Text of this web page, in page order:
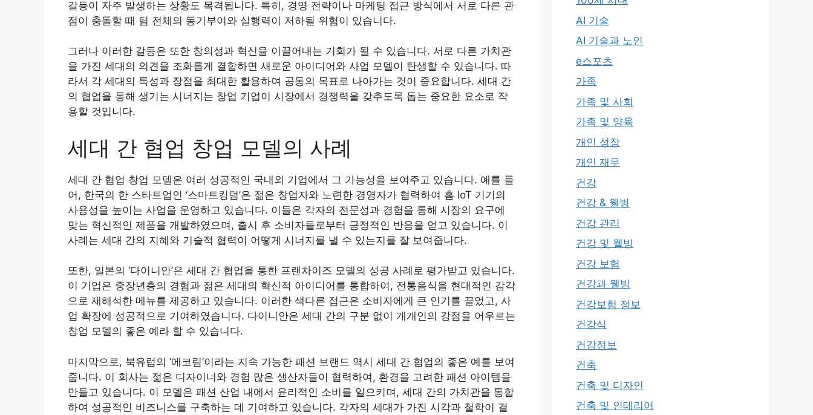
갈등이 자주 발생하는 상황도 목격됩니다. 특히, 경영 전략이나 마케팅 접근 방식에서 서로 다른 관
점이 충돌할 때 팀 전체의 동기부여와 실행력이 저하될 위험이 있습니다.
그러나 이러한 갈등은 또한 창의성과 혁신을 이끌어내는 기회가 될 수 있습니다. 서로 다른 가치관
을 가진 세대의 의견을 조화롭게 결합하면 새로운 아이디어와 사업 모델이 탄생할 수 있습니다. 따
라서 각 세대의 특성과 장점을 최대한 활용하여 공동의 목표로 나아가는 것이 중요합니다. 세대 간
의 협업을 통해 생기는 시너지는 창업 기업이 시장에서 경쟁력을 갖추도록 돕는 중요한 요소로 작
용할 것입니다.
세대 간 협업 창업 모델의 사례
세대 간 협업 창업 모델은 여러 성공적인 국내외 기업에서 그 가능성을 보여주고 있습니다. 예를 들
어, 한국의 한 스타트업인 ‘스마트킹덤’은 젊은 창업자와 노련한 경영자가 협력하여 홈 IoT 기기의
사용성을 높이는 사업을 운영하고 있습니다. 이들은 각자의 전문성과 경험을 통해 시장의 요구에
맞는 혁신적인 제품을 개발하였으며, 출시 후 소비자들로부터 긍정적인 반응을 얻고 있습니다. 이
사례는 세대 간의 지혜와 기술적 협력이 어떻게 시너지를 낼 수 있는지를 잘 보여줍니다.
또한, 일본의 ‘다이니안’은 세대 간 협업을 통한 프랜차이즈 모델의 성공 사례로 평가받고 있습니다.
이 기업은 중장년층의 경험과 젊은 세대의 혁신적 아이디어를 통합하여, 전통음식을 현대적인 감각
으로 재해석한 메뉴를 제공하고 있습니다. 이러한 색다른 접근은 소비자에게 큰 인기를 끌었고, 사
업 확장에 성공적으로 기여하였습니다. 다이니안은 세대 간의 구분 없이 개개인의 강점을 어우르는
창업 모델의 좋은 예라 할 수 있습니다.
마지막으로, 북유럽의 ‘에코림’이라는 지속 가능한 패션 브랜드 역시 세대 간 협업의 좋은 예를 보여
줍니다. 이 회사는 젊은 디자이너와 경험 많은 생산자들이 협력하여, 환경을 고려한 패션 아이템을
만들고 있습니다. 이 모델은 패션 산업 내에서 윤리적인 소비를 일으키며, 세대 간의 가치관을 통합
하여 성공적인 비즈니스를 구축하는 데 기여하고 있습니다. 각자의 세대가 가진 시각과 철학이 결
AI 기술
AI 기술과 노인
e스포츠
가족
가족 및 사회
가족 및 양육
개인 성장
개인 재무
건강
건강 & 웰빙
건강 관리
건강 및 웰빙
건강 보험
건강과 웰빙
건강보험 정보
건강식
건강정보
건축
건축 및 디자인
건축 및 인테리어